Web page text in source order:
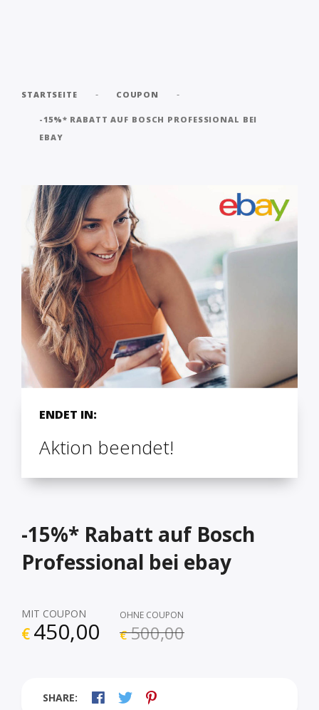
STARTSEITE - COUPON -
-15%* RABATT AUF BOSCH PROFESSIONAL BEI
EBAY
ENDET IN:
Aktion beendet!
-15%* Rabatt auf Bosch
Professional bei ebay
MIT COUPON
€ 450,00
OHNE COUPON
€ 500,00
SHARE: